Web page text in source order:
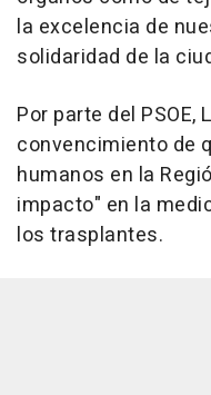
la excelencia de
solidaridad de la
Por parte del
convencimiento de
humanos en la
impacto" en la
los trasplantes.